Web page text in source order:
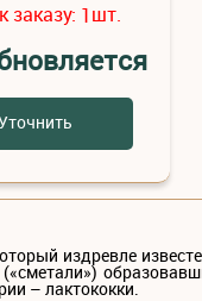
1шт.
издревле
– лактококки.